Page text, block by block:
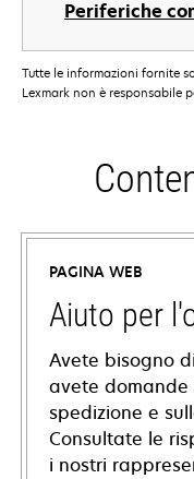
Periferiche
Tutte le informazioni fornite
Lexmark non è responsabile
PAGINA WEB
Aiuto per
Avete bisogno
avete domande
spedizione e
Consultate le
i nostri